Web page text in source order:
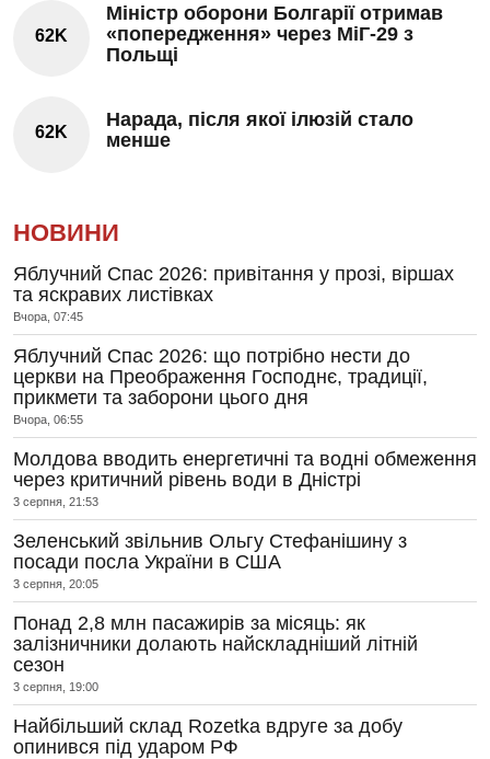
62K
Міністр оборони Болгарії отримав
«попередження» через МіГ-29 з
Польщі
62K
Нарада, після якої ілюзій стало
менше
НОВИНИ
Яблучний Спас 2026: привітання у прозі, віршах
та яскравих листівках
Вчора, 07:45
Яблучний Спас 2026: що потрібно нести до
церкви на Преображення Господнє, традиції,
прикмети та заборони цього дня
Вчора, 06:55
Молдова вводить енергетичні та водні обмеження
через критичний рівень води в Дністрі
3 серпня, 21:53
Зеленський звільнив Ольгу Стефанішину з
посади посла України в США
3 серпня, 20:05
Понад 2,8 млн пасажирів за місяць: як
залізничники долають найскладніший літній
сезон
3 серпня, 19:00
Найбільший склад Rozetka вдруге за добу
опинився під ударом РФ